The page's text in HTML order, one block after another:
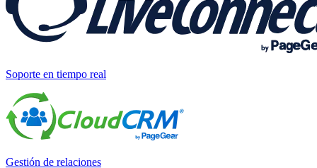
Soporte en tiempo real
Gestión de relaciones